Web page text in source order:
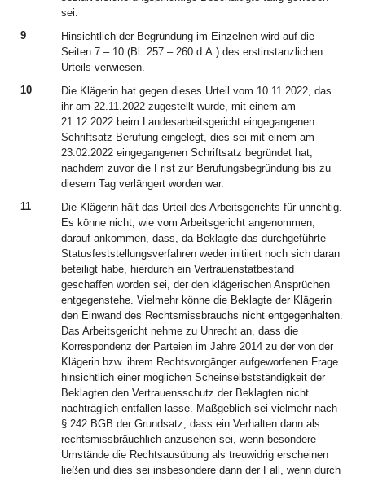
sei.
9
Hinsichtlich der Begründung im Einzelnen wird auf die
Seiten 7 – 10 (Bl. 257 – 260 d.A.) des erstinstanzlichen
Urteils verwiesen.
10
Die Klägerin hat gegen dieses Urteil vom 10.11.2022, das
ihr am 22.11.2022 zugestellt wurde, mit einem am
21.12.2022 beim Landesarbeitsgericht eingegangenen
Schriftsatz Berufung eingelegt, dies sei mit einem am
23.02.2022 eingegangenen Schriftsatz begründet hat,
nachdem zuvor die Frist zur Berufungsbegründung bis zu
diesem Tag verlängert worden war.
11
Die Klägerin hält das Urteil des Arbeitsgerichts für unrichtig.
Es könne nicht, wie vom Arbeitsgericht angenommen,
darauf ankommen, dass, da Beklagte das durchgeführte
Statusfeststellungsverfahren weder initiiert noch sich daran
beteiligt habe, hierdurch ein Vertrauenstatbestand
geschaffen worden sei, der den klägerischen Ansprüchen
entgegenstehe. Vielmehr könne die Beklagte der Klägerin
den Einwand des Rechtsmissbrauchs nicht entgegenhalten.
Das Arbeitsgericht nehme zu Unrecht an, dass die
Korrespondenz der Parteien im Jahre 2014 zu der von der
Klägerin bzw. ihrem Rechtsvorgänger aufgeworfenen Frage
hinsichtlich einer möglichen Scheinselbstständigkeit der
Beklagten den Vertrauensschutz der Beklagten nicht
nachträglich entfallen lasse. Maßgeblich sei vielmehr nach
§ 242 BGB der Grundsatz, dass ein Verhalten dann als
rechtsmissbräuchlich anzusehen sei, wenn besondere
Umstände die Rechtsausübung als treuwidrig erscheinen
ließen und dies sei insbesondere dann der Fall, wenn durch